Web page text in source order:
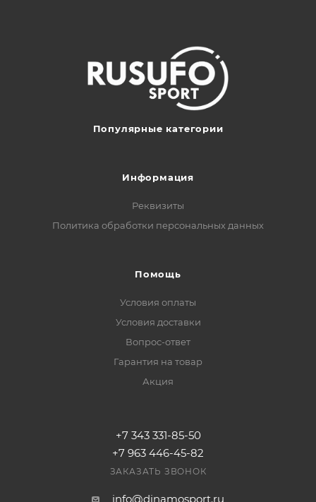
Популярные категории
Информация
Реквизиты
Политика обработки персональных данных
Помощь
Условия оплаты
Условия доставки
Вопрос-ответ
Гарантия на товар
Акция
+7 343 331-85-50
+7 963 446-45-82
ЗАКАЗАТЬ ЗВОНОК
info@dinamosport.ru